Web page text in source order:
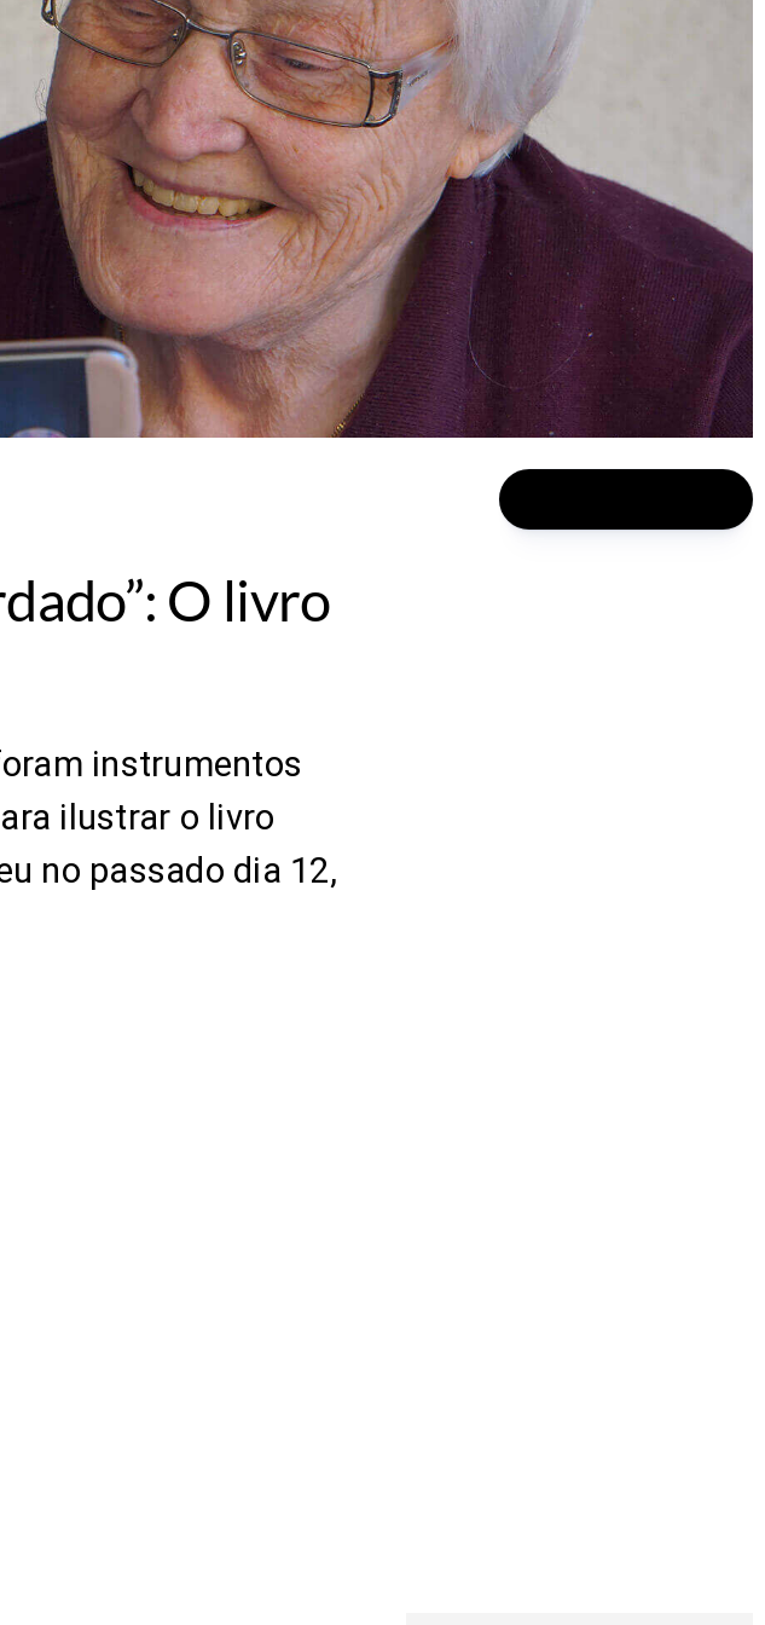
O livro
instrumentos
ilustrar o livro
no passado dia 12,